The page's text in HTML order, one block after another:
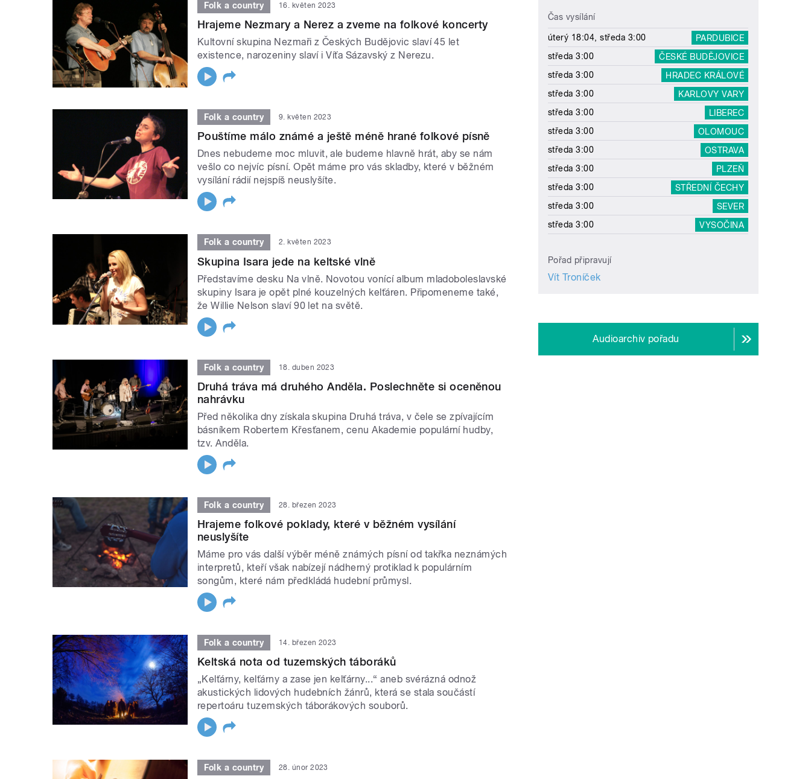
Folk a country 16. květen 2023
Hrajeme Nezmary a Nerez a zveme na folkové koncerty
Kultovní skupina Nezmaři z Českých Budějovic slaví 45 let
existence, narozeniny slaví i Víťa Sázavský z Nerezu.
Folk a country 9. květen 2023
Pouštíme málo známé a ještě méně hrané folkové písně
Dnes nebudeme moc mluvit, ale budeme hlavně hrát, aby se nám
vešlo co nejvíc písní. Opět máme pro vás skladby, které v běžném
vysílání rádií nejspíš neuslyšíte.
Folk a country 2. květen 2023
Skupina Isara jede na keltské vlně
Představíme desku Na vlně. Novotou vonící album mladoboleslavské
skupiny Isara je opět plné kouzelných kelťáren. Připomeneme také,
že Willie Nelson slaví 90 let na světě.
Folk a country 18. duben 2023
Druhá tráva má druhého Anděla. Poslechněte si oceněnou
nahrávku
Před několika dny získala skupina Druhá tráva, v čele se zpívajícím
básníkem Robertem Křesťanem, cenu Akademie populární hudby,
tzv. Anděla.
Folk a country 28. březen 2023
Hrajeme folkové poklady, které v běžném vysílání
neuslyšíte
Máme pro vás další výběr méně známých písní od takřka neznámých
interpretů, kteří však nabízejí nádherný protiklad k populárním
songům, které nám předkládá hudební průmysl.
Folk a country 14. březen 2023
Keltská nota od tuzemských táboráků
„Kelťárny, kelťárny a zase jen kelťárny...“ aneb svérázná odnož
akustických lidových hudebních žánrů, která se stala součástí
repertoáru tuzemských táborákových souborů.
Folk a country 28. únor 2023
Čas vysílání
úterý 18:04, středa 3:00
PARDUBICE
středa 3:00
ČESKÉ BUDĚJOVICE
středa 3:00
HRADEC KRÁLOVÉ
středa 3:00
KARLOVY VARY
středa 3:00
LIBEREC
středa 3:00
OLOMOUC
středa 3:00
OSTRAVA
středa 3:00
PLZEŇ
středa 3:00
STŘEDNÍ ČECHY
středa 3:00
SEVER
středa 3:00
VYSOČINA
Pořad připravují
Vít Troníček
Audioarchiv pořadu